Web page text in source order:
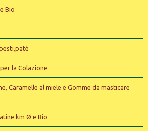
Bio
la Colazione
Caramelle al miele e Gomme da masticare
km Ø e Bio